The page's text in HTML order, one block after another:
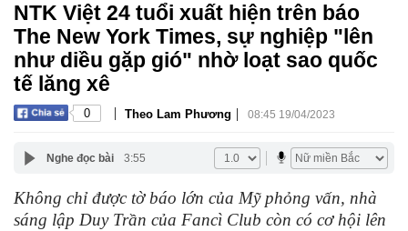
NTK Việt 24 tuổi xuất hiện trên báo
The New York Times, sự nghiệp "lên
như diều gặp gió" nhờ loạt sao quốc
tế lăng xê
0 | Theo Lam Phương | 08:45 19/04/2023
Nghe đọc bài 3:55
Không chỉ được tờ báo lớn của Mỹ phỏng vấn, nhà
sáng lập Duy Trần của Fancì Club còn có cơ hội lên